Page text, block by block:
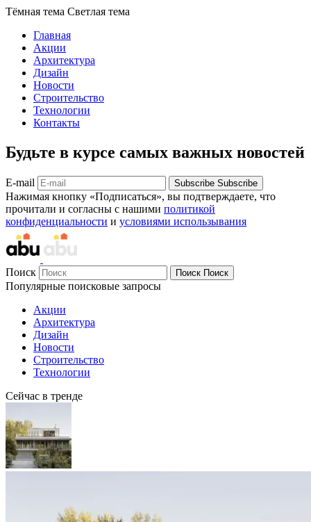
Тёмная тема Светлая тема
Главная
Акции
Архитектура
Дизайн
Новости
Строительство
Технологии
Контакты
Будьте в курсе самых важных новостей
E-mail Subscribe Subscribe
Нажимая кнопку «Подписаться», вы подтверждаете, что
прочитали и согласны с нашими политикой
конфиденциальности и условиями использывания
Поиск Поиск Поиск
Популярные поисковые запросы
Акции
Архитектура
Дизайн
Новости
Строительство
Технологии
Сейчас в тренде